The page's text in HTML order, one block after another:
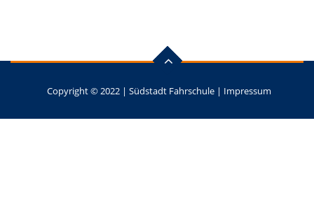
Copyright © 2022 | Südstadt Fahrschule | Impressum